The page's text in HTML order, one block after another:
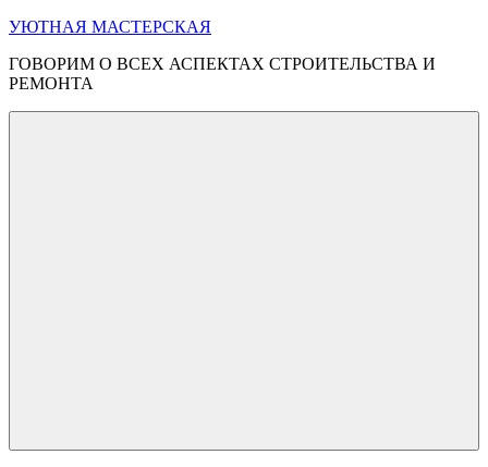
Перейти
содержимому
УЮТНАЯ МАСТЕРСКАЯ
ГОВОРИМ О ВСЕХ АСПЕКТАХ СТРОИТЕЛЬСТВА И
РЕМОНТА